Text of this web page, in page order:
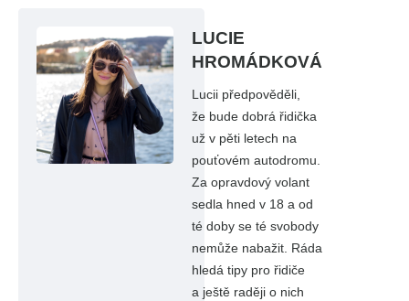
LUCIE
HROMÁDKOVÁ
Lucii předpověděli,
že bude dobrá řidička
už v pěti letech na
pouťovém autodromu.
Za opravdový volant
sedla hned v 18 a od
té doby se té svobody
nemůže nabažit. Ráda
hledá tipy pro řidiče
a ještě raději o nich